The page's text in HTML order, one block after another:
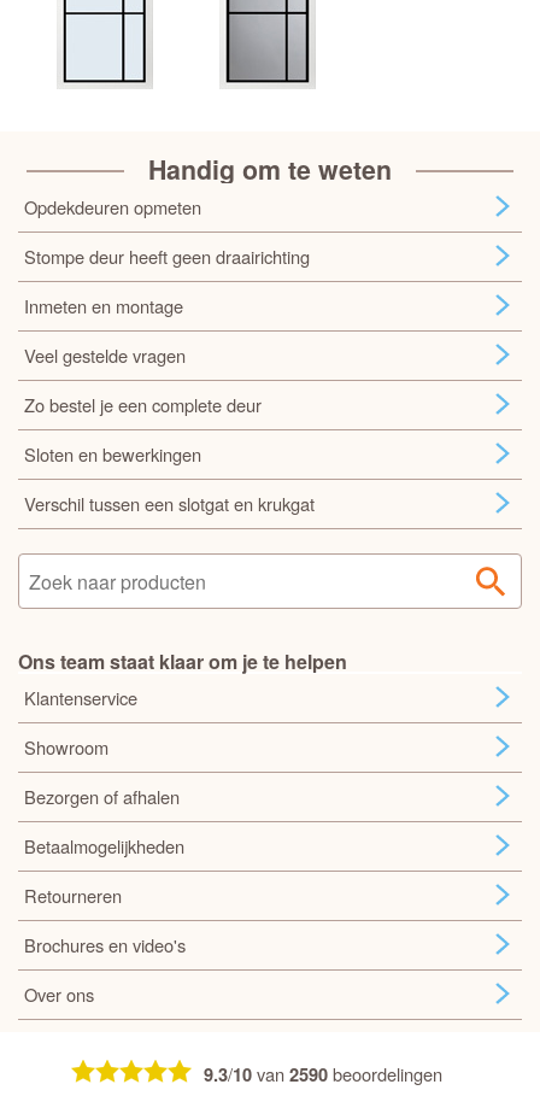
Handig om te weten
Opdekdeuren opmeten
Stompe deur heeft geen draairichting
Inmeten en montage
Veel gestelde vragen
Zo bestel je een complete deur
Sloten en bewerkingen
Verschil tussen een slotgat en krukgat
Ons team staat klaar om je te helpen
Klantenservice
Showroom
Bezorgen of afhalen
Betaalmogelijkheden
Retourneren
Brochures en video's
Over ons
9.3/10van2590beoordelingen